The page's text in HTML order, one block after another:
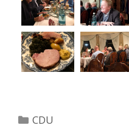
Kategorien
CDU